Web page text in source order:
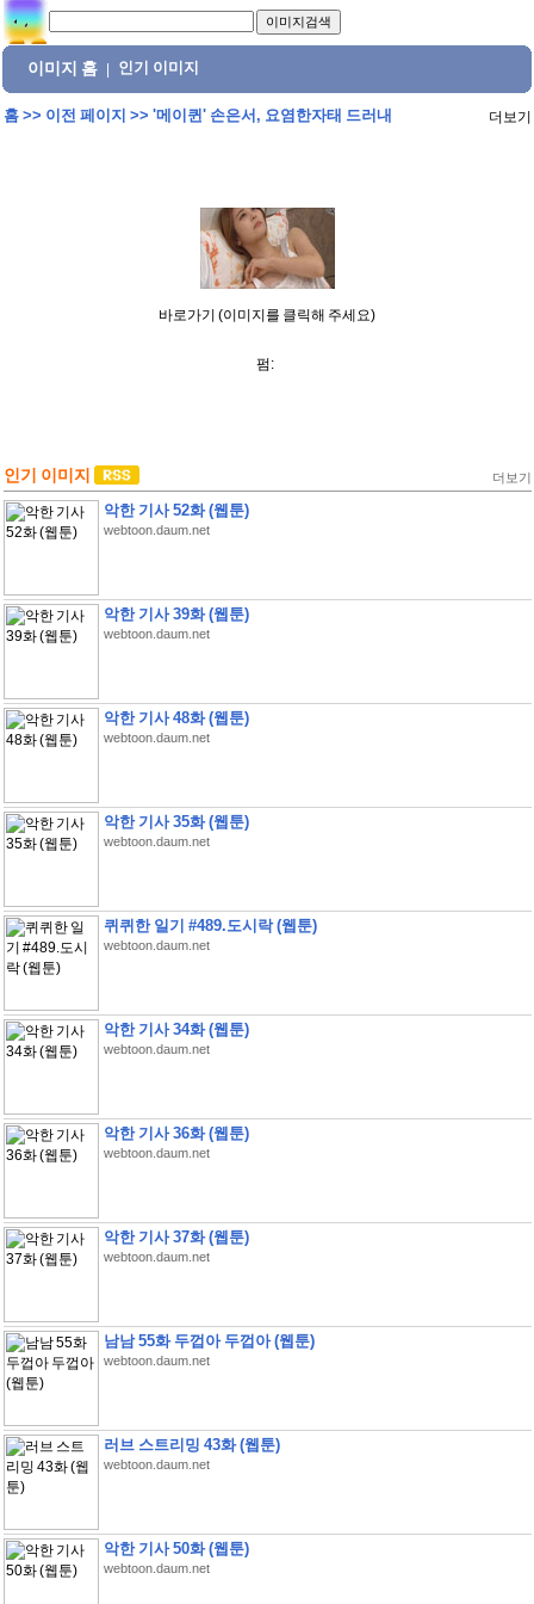
이미지 홈 인기 이미지
홈>> 이전 페이지 >> '메이퀸' 손은서, 요염한자태 드러내 더보기
바로가기 (이미지를 클릭해 주세요)
펌:
인기 이미지 더보기
악한 기사 52화 (웹툰)
webtoon.daum.net
악한 기사 39화 (웹툰)
webtoon.daum.net
악한 기사 48화 (웹툰)
webtoon.daum.net
악한 기사 35화 (웹툰)
webtoon.daum.net
퀴퀴한 일기 #489.도시락 (웹툰)
webtoon.daum.net
악한 기사 34화 (웹툰)
webtoon.daum.net
악한 기사 36화 (웹툰)
webtoon.daum.net
악한 기사 37화 (웹툰)
webtoon.daum.net
남남 55화 두껍아 두껍아 (웹툰)
webtoon.daum.net
러브 스트리밍 43화 (웹툰)
webtoon.daum.net
악한 기사 50화 (웹툰)
webtoon.daum.net